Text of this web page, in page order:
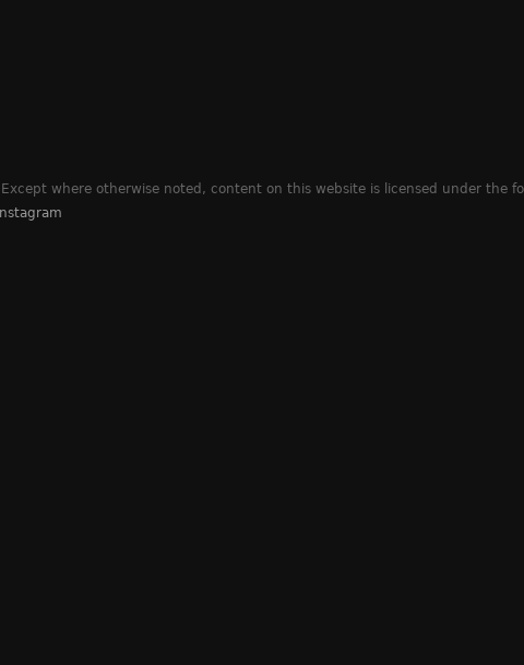
Except where otherwise noted, content on this website is licensed under the